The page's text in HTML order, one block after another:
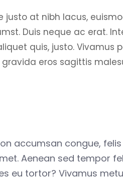
at nibh lacus,
Duis neque ac erat.
quis, justo.
eros sagittis
accumsan congue,
Aenean sed tempor
eu tortor? Vivamus